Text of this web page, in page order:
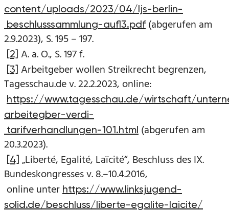
content/uploads/2023/04/ljs-berlin-
beschlusssammlung-aufl3.pdf (abgerufen am
2.9.2023), S. 195 – 197.
[2] A. a. O., S. 197 f.
[3] Arbeitgeber wollen Streikrecht begrenzen,
Tagesschau.de v. 22.2.2023, online:
https://www.tagesschau.de/wirtschaft/
arbeitegber-verdi-
tarifverhandlungen-101.html (abgerufen am
20.3.2023).
[4] „Liberté, Egalité, Laïcité“, Beschluss des IX.
Bundeskongresses v. 8.–10.4.2016,
online unter https://www.linksjugend-
solid.de/beschluss/liberte-egalite-laicite/